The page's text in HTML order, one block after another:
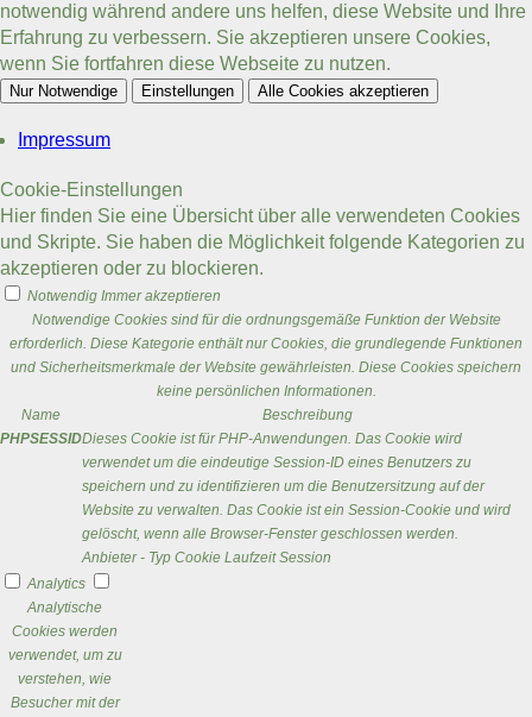
notwendig während andere uns helfen, diese Website und Ihre
Erfahrung zu verbessern. Sie akzeptieren unsere Cookies,
wenn Sie fortfahren diese Webseite zu nutzen.
Nur Notwendige Einstellungen Alle Cookies akzeptieren
Impressum
Cookie-Einstellungen
Hier finden Sie eine Übersicht über alle verwendeten Cookies
und Skripte. Sie haben die Möglichkeit folgende Kategorien zu
akzeptieren oder zu blockieren.
Notwendig Immer akzeptieren
Notwendige Cookies sind für die ordnungsgemäße Funktion der Website
erforderlich. Diese Kategorie enthält nur Cookies, die grundlegende Funktionen
und Sicherheitsmerkmale der Website gewährleisten. Diese Cookies speichern
keine persönlichen Informationen.
Name
Beschreibung
PHPSESSIDDieses Cookie ist für PHP-Anwendungen. Das Cookie wird
verwendet um die eindeutige Session-ID eines Benutzers zu
speichern und zu identifizieren um die Benutzersitzung auf der
Website zu verwalten. Das Cookie ist ein Session-Cookie und wird
gelöscht, wenn alle Browser-Fenster geschlossen werden.
Anbieter - Typ Cookie Laufzeit Session
Analytics
Analytische
Cookies werden
verwendet, um zu
verstehen, wie
Besucher mit der